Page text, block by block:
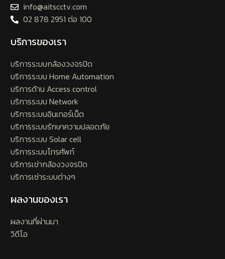
info@aitscctv.com
02 878 2951 ต่อ 100
บริการของเรา
บริการระบบกล้องวงจรปิด
บริการระบบ Home Automation
บริการด้าน Access control
บริการระบบ Network
บริการระบบอินเทอร์เน็ต
บริการระบบรักษาความปลอดภัย
บริการระบบ Solar cell
บริการระบบโทรศัพท์
บริการเช่ากล้องวงจรปิด
บริการเช่าระบบต่างๆ
ผลงานของเรา
ผลงานที่ผ่านมา
วิดีโอ